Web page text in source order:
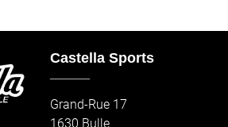
Castella Sports
Grand-Rue 17
1630 Bulle